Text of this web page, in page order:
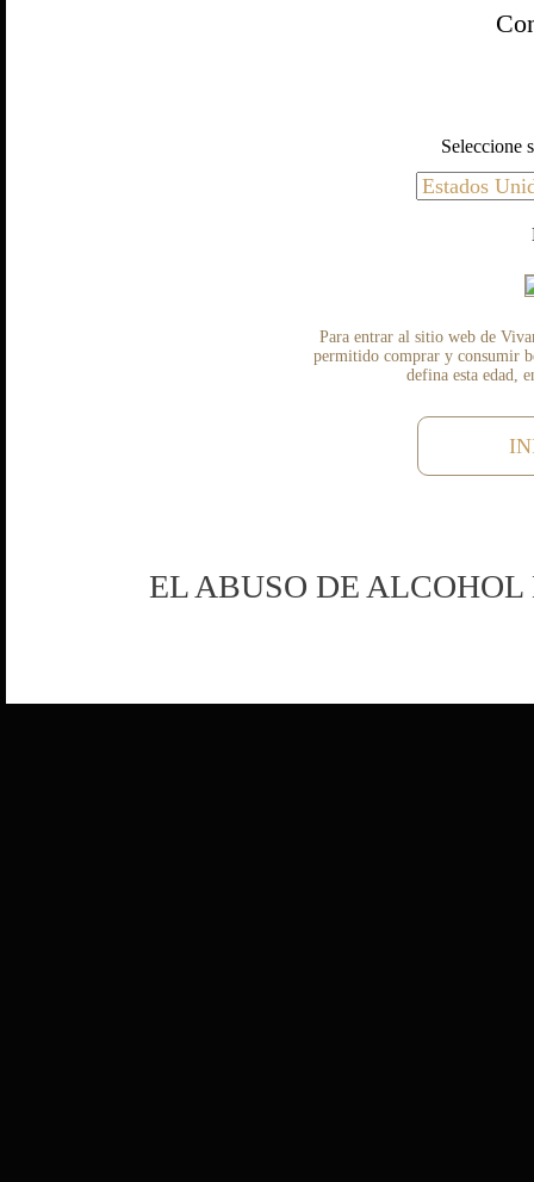
Seleccione
Para entrar al sitio web de
permitido comprar y consumir
defina esta edad,
EL ABUSO DE